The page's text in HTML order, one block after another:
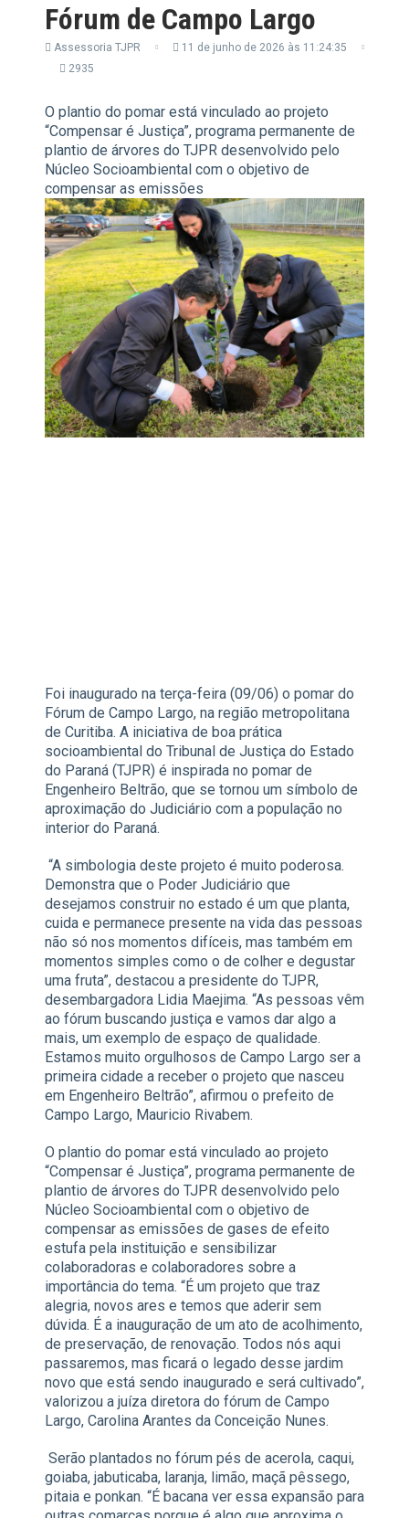
Fórum de Campo Largo
Assessoria TJPR
11 de junho de 2026 às 11:24:35
2935
O plantio do pomar está vinculado ao projeto
“Compensar é Justiça”, programa permanente de
plantio de árvores do TJPR desenvolvido pelo
Núcleo Socioambiental com o objetivo de
compensar as emissões
Foi inaugurado na terça-feira (09/06) o pomar do
Fórum de Campo Largo, na região metropolitana
de Curitiba. A iniciativa de boa prática
socioambiental do Tribunal de Justiça do Estado
do Paraná (TJPR) é inspirada no pomar de
Engenheiro Beltrão, que se tornou um símbolo de
aproximação do Judiciário com a população no
interior do Paraná.
“A simbologia deste projeto é muito poderosa.
Demonstra que o Poder Judiciário que
desejamos construir no estado é um que planta,
cuida e permanece presente na vida das pessoas
não só nos momentos difíceis, mas também em
momentos simples como o de colher e degustar
uma fruta”, destacou a presidente do TJPR,
desembargadora Lidia Maejima. “As pessoas vêm
ao fórum buscando justiça e vamos dar algo a
mais, um exemplo de espaço de qualidade.
Estamos muito orgulhosos de Campo Largo ser a
primeira cidade a receber o projeto que nasceu
em Engenheiro Beltrão”, afirmou o prefeito de
Campo Largo, Mauricio Rivabem.
O plantio do pomar está vinculado ao projeto
“Compensar é Justiça”, programa permanente de
plantio de árvores do TJPR desenvolvido pelo
Núcleo Socioambiental com o objetivo de
compensar as emissões de gases de efeito
estufa pela instituição e sensibilizar
colaboradoras e colaboradores sobre a
importância do tema. “É um projeto que traz
alegria, novos ares e temos que aderir sem
dúvida. É a inauguração de um ato de acolhimento,
de preservação, de renovação. Todos nós aqui
passaremos, mas ficará o legado desse jardim
novo que está sendo inaugurado e será cultivado”,
valorizou a juíza diretora do fórum de Campo
Largo, Carolina Arantes da Conceição Nunes.
Serão plantados no fórum pés de acerola, caqui,
goiaba, jabuticaba, laranja, limão, maçã pêssego,
pitaia e ponkan. “É bacana ver essa expansão para